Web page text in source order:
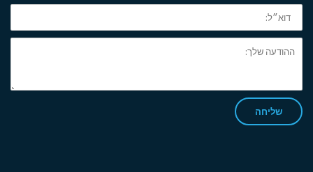
דוא״ל:
ההודעה
שלך:
שליחה